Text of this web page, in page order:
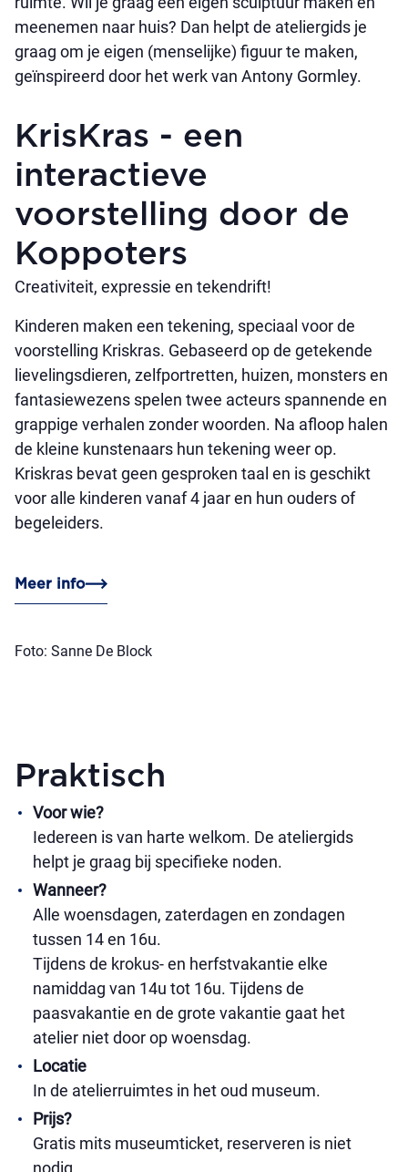
meenemen naar huis? Dan helpt de ateliergids je
graag om je eigen (menselijke) figuur te maken,
geïnspireerd door het werk van Antony Gormley.
KrisKras - een
interactieve
voorstelling door de
Koppoters
Creativiteit, expressie en tekendrift!
Kinderen maken een tekening, speciaal voor de
voorstelling Kriskras. Gebaseerd op de getekende
lievelingsdieren, zelfportretten, huizen, monsters en
fantasiewezens spelen twee acteurs spannende en
grappige verhalen zonder woorden. Na afloop halen
de kleine kunstenaars hun tekening weer op.
Kriskras bevat geen gesproken taal en is geschikt
voor alle kinderen vanaf 4 jaar en hun ouders of
begeleiders.
Meer info
Foto: Sanne De Block
Praktisch
Voor wie?
Iedereen is van harte welkom. De ateliergids
helpt je graag bij specifieke noden.
Wanneer?
Alle woensdagen, zaterdagen en zondagen
tussen 14 en 16u.
Tijdens de krokus- en herfstvakantie elke
namiddag van 14u tot 16u. Tijdens de
paasvakantie en de grote vakantie gaat het
atelier niet door op woensdag.
Locatie
In de atelierruimtes in het oud museum.
Prijs?
Gratis mits museumticket, reserveren is niet
nodig.